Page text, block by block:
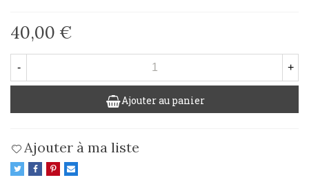
40,00 €
- +
Ajouter au panier
Ajouter à ma liste